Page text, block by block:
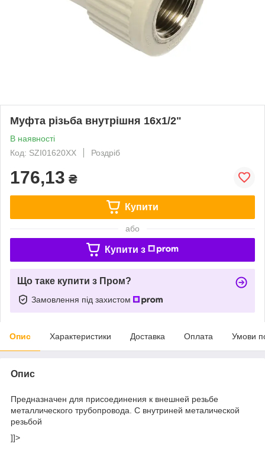
Муфта різьба внутрішня 16х1/2"
В наявності
Код: SZI01620XX
Роздріб
176,13 ₴
Купити
або
Купити з
Що таке купити з Пром?
Замовлення під захистом
Опис Характеристики Доставка Оплата Умови
Опис
Предназначен для присоединения к внешней резьбе
металлического трубопровода. С внутриней металической
резьбой
]]>